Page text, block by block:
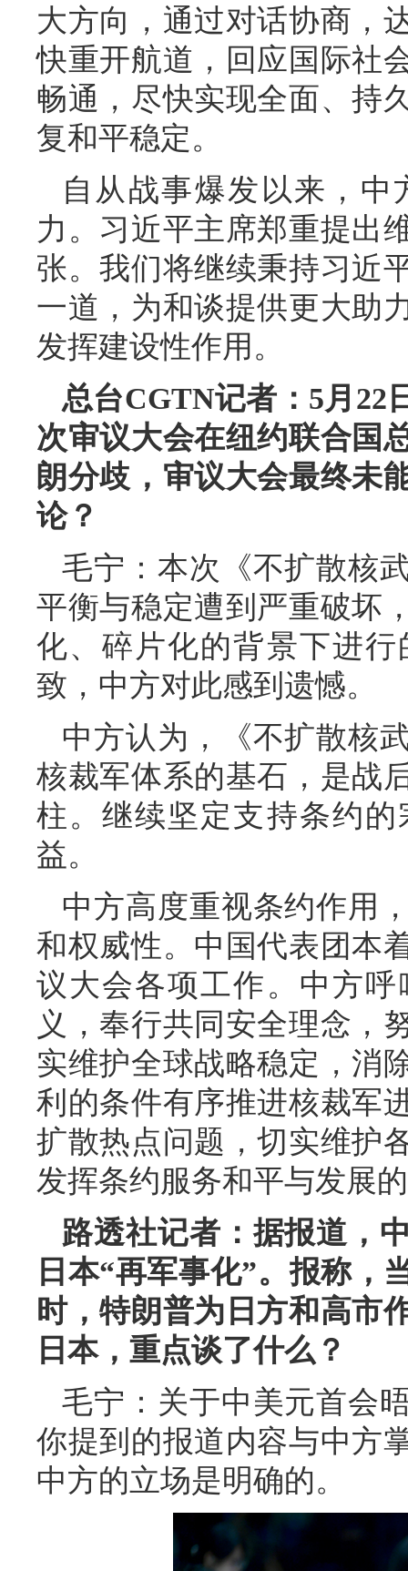
大方向，通过对话协商，
快重开航道，回应国际社
畅通，尽快实现全面、持
复和平稳定。
自从战事爆发以来，
力。习近平主席郑重提出
张。我们将继续秉持习近
一道，为和谈提供更大助
发挥建设性作用。
总台CGTN记者：5月22
次审议大会在纽约联合国
朗分歧，审议大会最终未
论？
毛宁：本次《不扩散核
平衡与稳定遭到严重破坏
化、碎片化的背景下进
致，中方对此感到遗憾。
中方认为，《不扩散核
核裁军体系的基石，是战
柱。继续坚定支持条约
益。
中方高度重视条约作用
和权威性。中国代表团本
议大会各项工作。中方
义，奉行共同安全理念，
实维护全球战略稳定，消
利的条件有序推进核裁军
扩散热点问题，切实维护
发挥条约服务和平与发展
路透社记者：据报道，
日本“再军事化”。报称，
时，特朗普为日方和高市
日本，重点谈了什么？
毛宁：关于中美元首会
你提到的报道内容与中方
中方的立场是明确的。